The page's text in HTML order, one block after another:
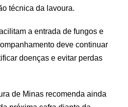
técnica da lavoura.
a entrada de fungos e
deve continuar
doenças e evitar perdas
de Minas recomenda ainda